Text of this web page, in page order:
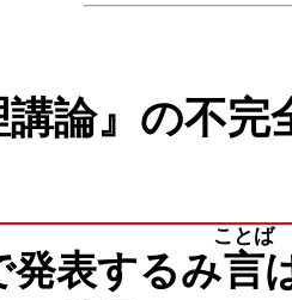
講論』の不完
発表するみ言
ことば